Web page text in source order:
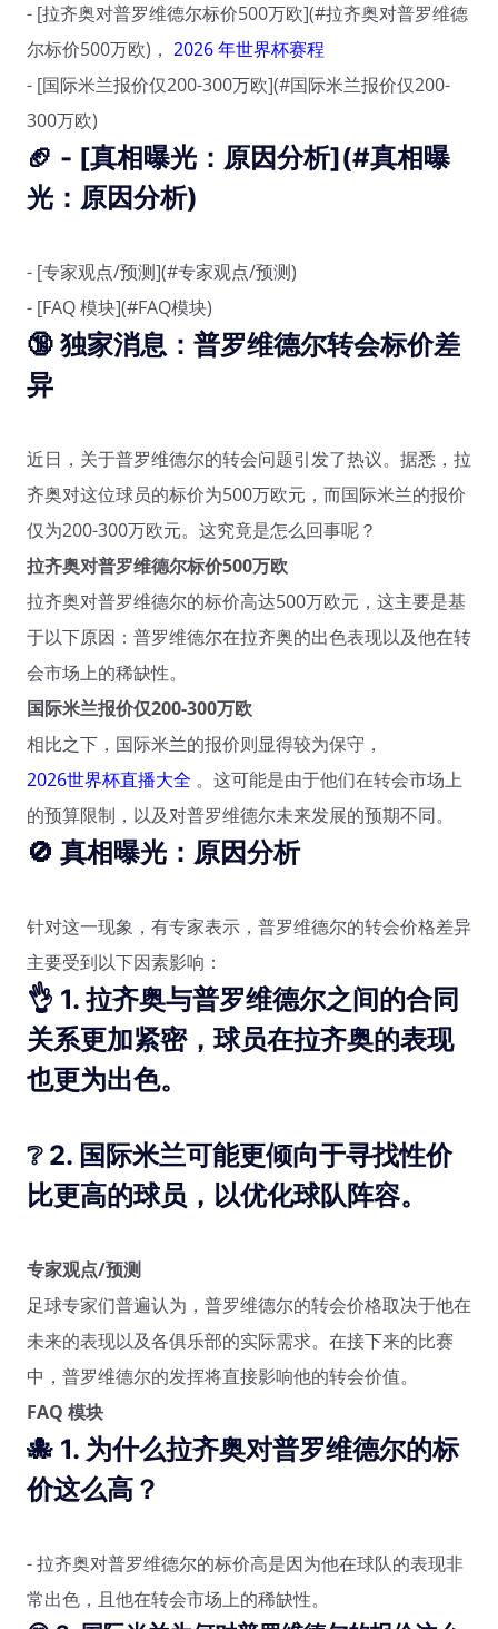
- [拉齐奥对普罗维德尔标价500万欧](#拉齐奥对普罗维德
尔标价500万欧)， 2026 年世界杯赛程
- [国际米兰报价仅200-300万欧](#国际米兰报价仅200-
300万欧)
🏈 - [真相曝光：原因分析](#真相曝
光：原因分析)
- [专家观点/预测](#专家观点/预测)
- [FAQ 模块](#FAQ模块)
🔞 独家消息：普罗维德尔转会标价差
异
近日，关于普罗维德尔的转会问题引发了热议。据悉，拉
齐奥对这位球员的标价为500万欧元，而国际米兰的报价
仅为200-300万欧元。这究竟是怎么回事呢？
拉齐奥对普罗维德尔标价500万欧
拉齐奥对普罗维德尔的标价高达500万欧元，这主要是基
于以下原因：普罗维德尔在拉齐奥的出色表现以及他在转
会市场上的稀缺性。
国际米兰报价仅200-300万欧
相比之下，国际米兰的报价则显得较为保守，
2026世界杯直播大全 。这可能是由于他们在转会市场上
的预算限制，以及对普罗维德尔未来发展的预期不同。
🚫 真相曝光：原因分析
针对这一现象，有专家表示，普罗维德尔的转会价格差异
主要受到以下因素影响：
👌 1. 拉齐奥与普罗维德尔之间的合同
关系更加紧密，球员在拉齐奥的表现
也更为出色。
❔ 2. 国际米兰可能更倾向于寻找性价
比更高的球员，以优化球队阵容。
专家观点/预测
足球专家们普遍认为，普罗维德尔的转会价格取决于他在
未来的表现以及各俱乐部的实际需求。在接下来的比赛
中，普罗维德尔的发挥将直接影响他的转会价值。
FAQ 模块
🐙 1. 为什么拉齐奥对普罗维德尔的标
价这么高？
- 拉齐奥对普罗维德尔的标价高是因为他在球队的表现非
常出色，且他在转会市场上的稀缺性。